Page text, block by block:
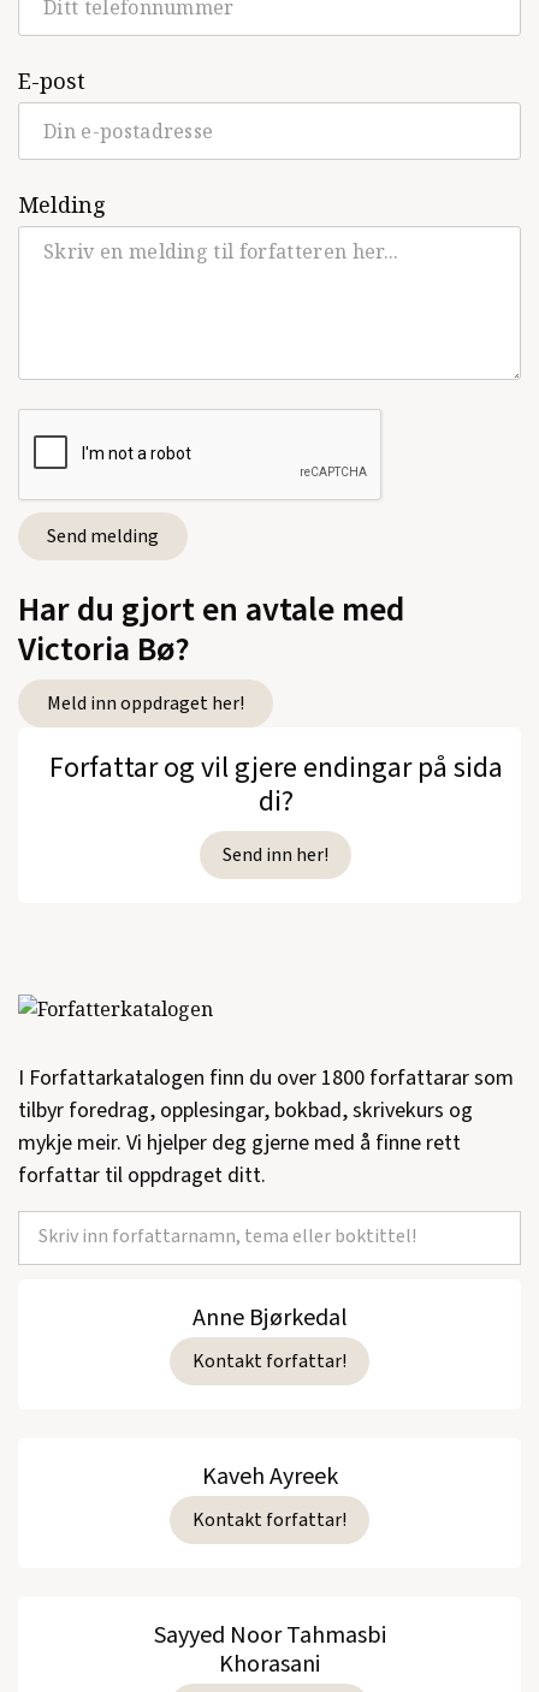
E-post
Melding
Har du gjort en avtale med
Victoria Bø?
Meld inn oppdraget her!
Forfattar og vil gjere endingar på sida
di?
Send inn her!
I Forfattarkatalogen finn du over 1800 forfattarar som
tilbyr foredrag, opplesingar, bokbad, skrivekurs og
mykje meir. Vi hjelper deg gjerne med å finne rett
forfattar til oppdraget ditt.
Anne Bjørkedal
Kontakt forfattar!
Kaveh Ayreek
Kontakt forfattar!
Sayyed Noor Tahmasbi
Khorasani